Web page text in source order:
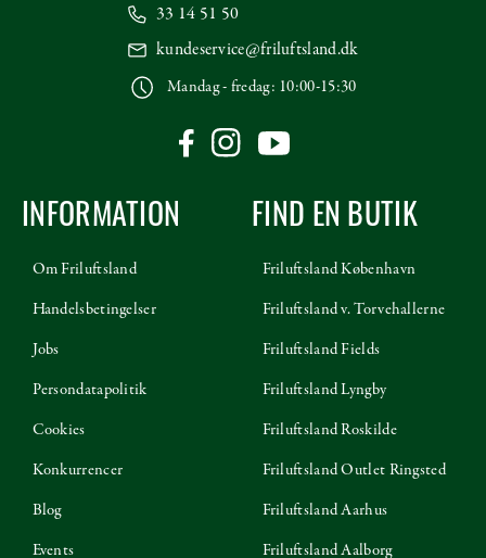
33 14 51 50
kundeservice@friluftsland.dk
Mandag - fredag: 10:00-15:30
INFORMATION
Om Friluftsland
Handelsbetingelser
Jobs
Persondatapolitik
Cookies
Konkurrencer
Blog
Events
FIND EN BUTIK
Friluftsland København
Friluftsland v. Torvehallerne
Friluftsland Fields
Friluftsland Lyngby
Friluftsland Roskilde
Friluftsland Outlet Ringsted
Friluftsland Aarhus
Friluftsland Aalborg